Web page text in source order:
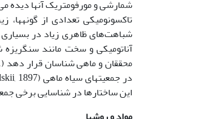
شباهت‌های ظاهری زیاد در بسیاری
آناتومیکی و سخت مانند سنگریزه
در جمعیت­های سیاه ماهی
این ساختارها در شناسایی برخی